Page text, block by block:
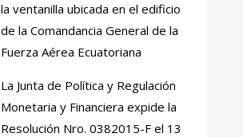
la ventanilla ubicada en el edificio
de la Comandancia General de la
Fuerza Aérea Ecuatoriana
La Junta de Política y Regulación
Monetaria y Financiera expide la
Resolución Nro. 0382015-F el 13